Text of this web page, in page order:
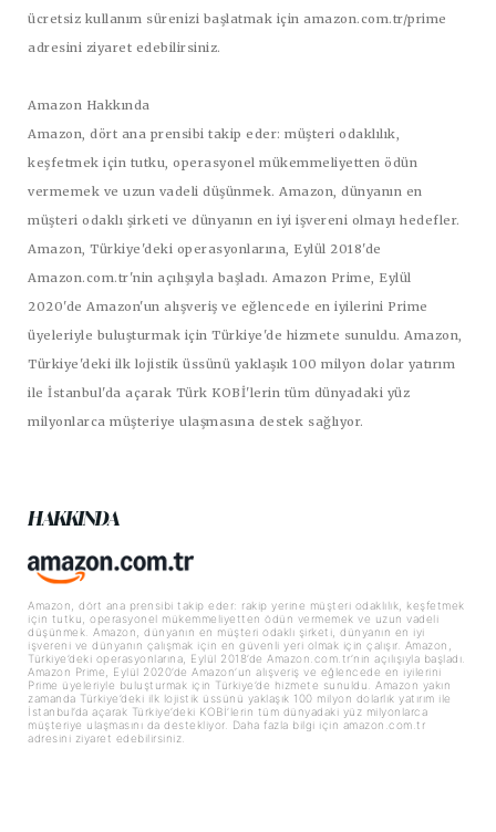
ücretsiz kullanım sürenizi başlatmak için amazon.com.tr/prime
adresini ziyaret edebilirsiniz.
Amazon Hakkında
Amazon, dört ana prensibi takip eder: müşteri odaklılık,
keşfetmek için tutku, operasyonel mükemmeliyetten ödün
vermemek ve uzun vadeli düşünmek. Amazon, dünyanın en
müşteri odaklı şirketi ve dünyanın en iyi işvereni olmayı hedefler.
Amazon, Türkiye'deki operasyonlarına, Eylül 2018'de
Amazon.com.tr'nin açılışıyla başladı. Amazon Prime, Eylül
2020'de Amazon'un alışveriş ve eğlencede en iyilerini Prime
üyeleriyle buluşturmak için Türkiye'de hizmete sunuldu. Amazon,
Türkiye'deki ilk lojistik üssünü yaklaşık 100 milyon dolar yatırım
ile İstanbul'da açarak Türk KOBİ'lerin tüm dünyadaki yüz
milyonlarca müşteriye ulaşmasına destek sağlıyor.
HAKKINDA
Amazon, dört ana prensibi takip eder: rakip yerine müşteri odaklılık, keşfetmek
için tutku, operasyonel mükemmeliyetten ödün vermemek ve uzun vadeli
düşünmek. Amazon, dünyanın en müşteri odaklı şirketi, dünyanın en iyi
işvereni ve dünyanın çalışmak için en güvenli yeri olmak için çalışır. Amazon,
Türkiye’deki operasyonlarına, Eylül 2018’de Amazon.com.tr’nin açılışıyla başladı.
Amazon Prime, Eylül 2020’de Amazon’un alışveriş ve eğlencede en iyilerini
Prime üyeleriyle buluşturmak için Türkiye’de hizmete sunuldu. Amazon yakın
zamanda Türkiye’deki ilk lojistik üssünü yaklaşık 100 milyon dolarlık yatırım ile
İstanbul’da açarak Türkiye’deki KOBİ’lerin tüm dünyadaki yüz milyonlarca
müşteriye ulaşmasını da destekliyor. Daha fazla bilgi için amazon.com.tr
adresini ziyaret edebilirsiniz.